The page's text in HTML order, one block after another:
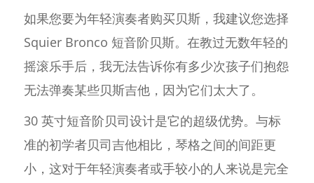
如果您要为年轻演奏者购买贝斯，我建议您选择
Squier Bronco 短音阶贝斯。在教过无数年轻的
摇滚乐手后，我无法告诉你有多少次孩子们抱怨
无法弹奏某些贝斯吉他，因为它们太大了。
30 英寸短音阶贝司设计是它的超级优势。与标
准的初学者贝司吉他相比，琴格之间的间距更
小，这对于年轻演奏者或手较小的人来说是完全